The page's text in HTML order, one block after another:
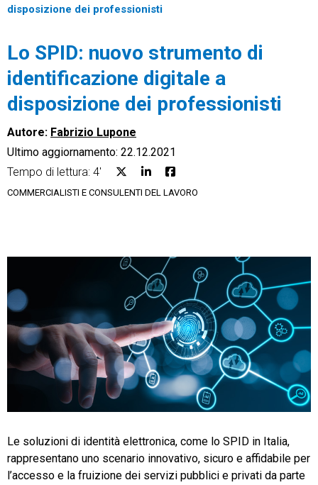
Ecommerce
HR
Trust Services
TeamSystem Corporate
disposizione dei professionisti
Lo SPID: nuovo strumento di
identificazione digitale a
disposizione dei professionisti
Autore: Fabrizio Lupone
Ultimo aggiornamento: 22.12.2021
Tempo di lettura: 4'
COMMERCIALISTI E CONSULENTI DEL LAVORO
Le soluzioni di identità elettronica, come lo SPID in Italia,
rappresentano uno scenario innovativo, sicuro e affidabile per
l’accesso e la fruizione dei servizi pubblici e privati da parte